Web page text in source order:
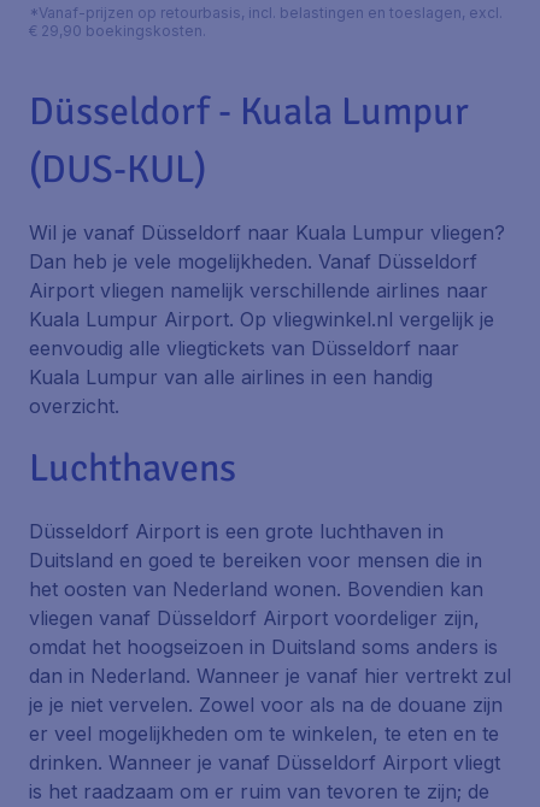
*Vanaf-prijzen op retourbasis, incl. belastingen en toeslagen, excl.
€ 29,90 boekingskosten.
Düsseldorf - Kuala Lumpur
(DUS-KUL)
Wil je vanaf Düsseldorf naar Kuala Lumpur vliegen?
Dan heb je vele mogelijkheden. Vanaf Düsseldorf
Airport vliegen namelijk verschillende airlines naar
Kuala Lumpur Airport. Op vliegwinkel.nl vergelijk je
eenvoudig alle vliegtickets van Düsseldorf naar
Kuala Lumpur van alle airlines in een handig
overzicht.
Luchthavens
Düsseldorf Airport is een grote luchthaven in
Duitsland en goed te bereiken voor mensen die in
het oosten van Nederland wonen. Bovendien kan
vliegen vanaf Düsseldorf Airport voordeliger zijn,
omdat het hoogseizoen in Duitsland soms anders is
dan in Nederland. Wanneer je vanaf hier vertrekt zul
je je niet vervelen. Zowel voor als na de douane zijn
er veel mogelijkheden om te winkelen, te eten en te
drinken. Wanneer je vanaf Düsseldorf Airport vliegt
is het raadzaam om er ruim van tevoren te zijn; de